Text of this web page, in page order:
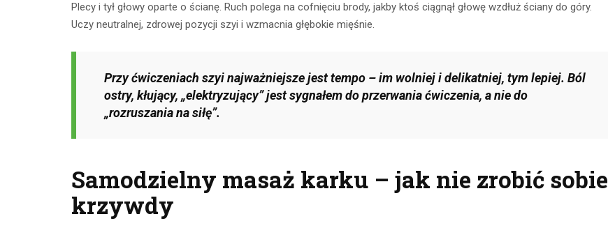
Plecy i tył głowy oparte o ścianę. Ruch polega na cofnięciu brody, jakby ktoś ciągnął głowę wzdłuż ściany do góry.
Uczy neutralnej, zdrowej pozycji szyi i wzmacnia głębokie mięśnie.
Przy ćwiczeniach szyi najważniejsze jest tempo – im wolniej i delikatniej, tym lepiej. Ból
ostry, kłujący, „elektryzujący” jest sygnałem do przerwania ćwiczenia, a nie do
„rozruszania na siłę”.
Samodzielny masaż karku – jak nie zrobić sobie
krzywdy